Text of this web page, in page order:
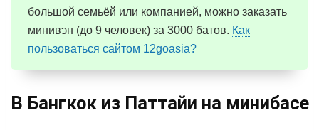
большой семьёй или компанией, можно заказать
минивэн (до 9 человек) за 3000 батов. Как
пользоваться сайтом 12goasia?
В Бангкок из Паттайи на минибасе